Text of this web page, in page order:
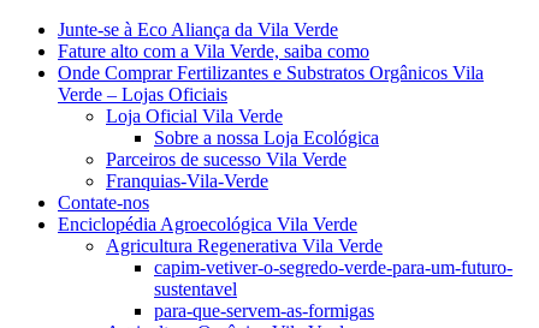
Junte-se à Eco Aliança da Vila Verde
Fature alto com a Vila Verde, saiba como
Onde Comprar Fertilizantes e Substratos Orgânicos Vila
Verde – Lojas Oficiais
Loja Oficial Vila Verde
Sobre a nossa Loja Ecológica
Parceiros de sucesso Vila Verde
Franquias-Vila-Verde
Contate-nos
Enciclopédia Agroecológica Vila Verde
Agricultura Regenerativa Vila Verde
capim-vetiver-o-segredo-verde-para-um-futuro-
sustentavel
para-que-servem-as-formigas